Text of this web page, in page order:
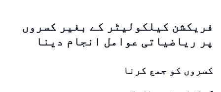
فریکشن کیلکولیٹر کے بغیر کسروں
پر ریاضیاتی عوامل انجام دینا
کسروں کو جمع کرنا